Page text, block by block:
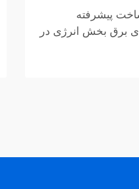
پیشرفته
برق بخش انرژی در